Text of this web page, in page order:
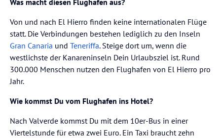
Von und nach El Hierro finden keine internationalen Flüge
statt. Die Verbindungen bestehen lediglich zu den Inseln
Gran Canaria und Teneriffa. Steige dort um, wenn die
westlichste der Kanareninseln Dein Urlaubsziel ist. Rund
300.000 Menschen nutzen den Flughafen von El Hierro pro
Jahr.
Wie kommst Du vom Flughafen ins Hotel?
Nach Valverde kommst Du mit dem 10er-Bus in einer
Viertelstunde für etwa zwei Euro. Ein Taxi braucht zehn